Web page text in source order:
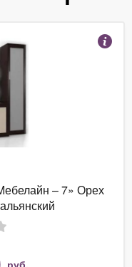
– 7» Орех
руб.